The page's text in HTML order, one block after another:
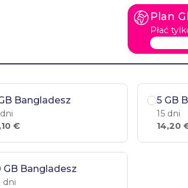
Plan
Płać
Bangladesz
€
5 GB
15 dni
14,20
GB Bangladesz
dni